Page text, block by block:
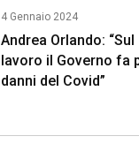
4 Gennaio 2024
Andrea Orlando: “Sul
lavoro il Governo fa
danni del Covid”